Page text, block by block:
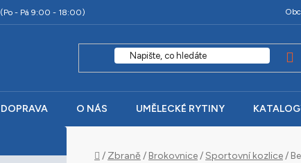
(Po - Pá 9:00 - 18:00)
DOPRAVA O NÁS UMĚLECKÉ RYTINY
Domů
/ Zbraně / Brokovnice/Sportovní kozlice/